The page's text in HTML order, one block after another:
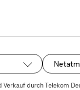
Verkauf durch Telekom